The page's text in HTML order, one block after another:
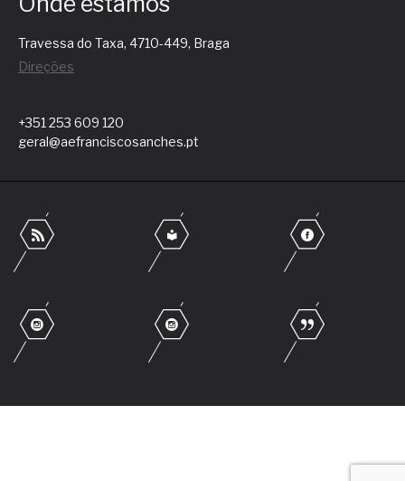
Travessa do Taxa, 4710-449, Braga
Direções
+351 253 609 120
geral@aefranciscosanches.pt